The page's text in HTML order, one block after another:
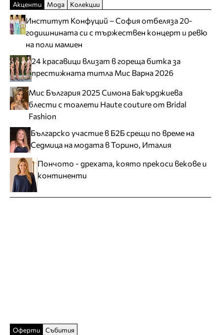
Акценти Мода Колекции
Институт Конфуций – София отбеляза 20-
годишнината си с тържествен концерт и ревю
на поли мамиен
24 красавици влизат в гореща битка за
престижната титла Мис Варна 2026
Мис България 2025 Симона Бакърджиева
блести с тоалети Haute couture от Bridal
Fashion
Българско участие в Б2Б срещи по време на
Седмица на модата в Торино, Италия
Пончото - дрехата, която прекоси векове и
континенти
Оферти Събития